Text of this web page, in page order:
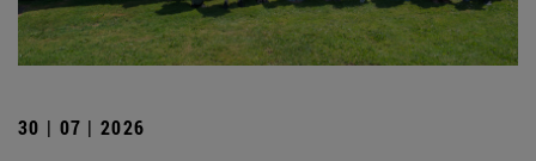
30 | 07 | 2026